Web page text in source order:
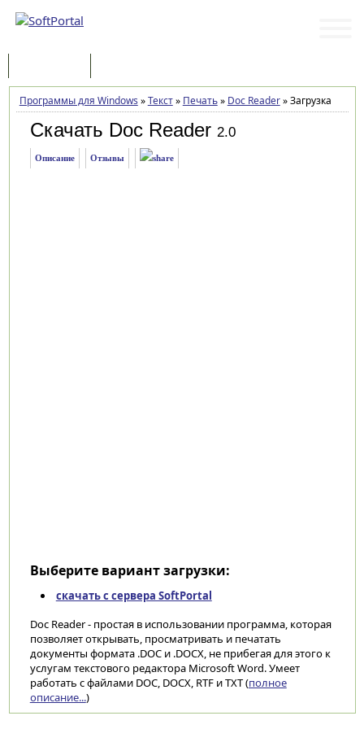
Программы для Windows »Текст» Печать» Doc Reader»Загрузка
Скачать Doc Reader 2.0
Описание Отзывы
Выберите вариант загрузки:
скачать с сервера SoftPortal
Doc Reader - простая в использовании программа, которая
позволяет открывать, просматривать и печатать
документы формата .DOC и .DOCX, не прибегая для этого к
услугам текстового редактора Microsoft Word. Умеет
работать с файлами DOC, DOCX, RTF и TXT (полное
описание...)